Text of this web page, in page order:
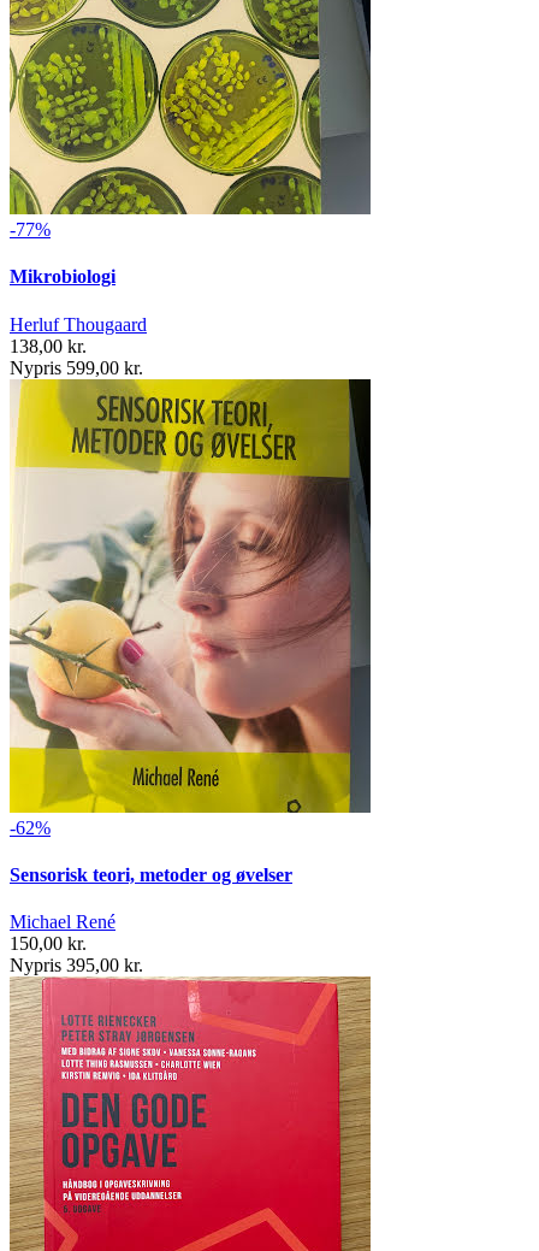
-77%
Mikrobiologi
Herluf Thougaard
138,00 kr.
Nypris 599,00 kr.
-62%
Sensorisk teori, metoder og øvelser
Michael René
150,00 kr.
Nypris 395,00 kr.